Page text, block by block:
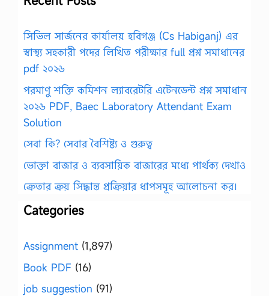
সিভিল সার্জনের কার্যালয় হবিগঞ্জ (Cs Habiganj) এর
স্বাস্থ্য সহকারী পদের লিখিত পরীক্ষার full প্রশ্ন সমাধানের
pdf ২০২৬
পরমাণু শক্তি কমিশন ল্যাবরেটরি এটেনডেন্ট প্রশ্ন সমাধান
২০২৬ PDF, Baec Laboratory Attendant Exam
Solution
সেবা কি? সেবার বৈশিষ্ট্য ও গুরুত্ব
ভোক্তা বাজার ও ব্যবসায়িক বাজারের মধ্যে পার্থক্য দেখাও
ক্রেতার ক্রয় সিদ্ধান্ত প্রক্রিয়ার ধাপসমূহ আলোচনা কর।
Categories
Assignment (1,897)
Book PDF (16)
job suggestion (91)